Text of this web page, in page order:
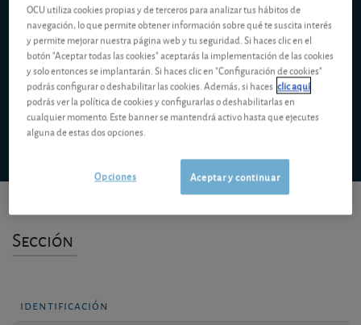
ene. '26 jul. '26
oct. '25 abr. '26
84,00 EUR
85,00 EUR
Sección
identificación
OCU utiliza cookies propias y de terceros para analizar tus hábitos de
navegación, lo que permite obtener información sobre qué te suscita interés
y permite mejorar nuestra página web y tu seguridad. Si haces clic en el
botón "Aceptar todas las cookies" aceptarás la implementación de las cookies
y solo entonces se implantarán. Si haces clic en "Configuración de cookies"
podrás configurar o deshabilitar las cookies. Además, si haces clic aquí
podrás ver la política de cookies y configurarlas o deshabilitarlas en
cualquier momento. Este banner se mantendrá activo hasta que ejecutes
alguna de estas dos opciones.
Aceptar y continuar
Opciones